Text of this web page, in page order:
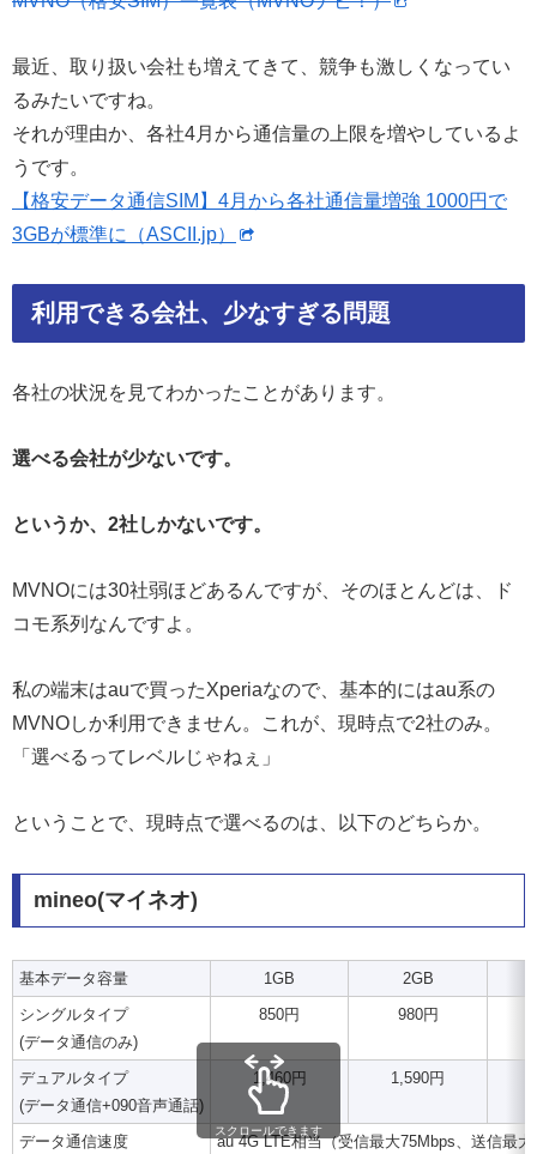
最近、取り扱い会社も増えてきて、競争も激しくなってい
るみたいですね。
それが理由か、各社4月から通信量の上限を増やしているよ
うです。
【格安データ通信SIM】4月から各社通信量増強 1000円で
3GBが標準に（ASCII.jp）
利用できる会社、少なすぎる問題
各社の状況を見てわかったことがあります。
選べる会社が少ないです。
というか、2社しかないです。
MVNOには30社弱ほどあるんですが、そのほとんどは、ド
コモ系列なんですよ。
私の端末はauで買ったXperiaなので、基本的にはau系の
MVNOしか利用できません。これが、現時点で2社のみ。
「選べるってレベルじゃねぇ」
ということで、現時点で選べるのは、以下のどちらか。
mineo(マイネオ)
基本データ容量 1GB
2GB
シングルタイプ
(データ通信のみ)
850円 980円
デュアルタイプ
(データ通信+090音声通話)
1,460円 1,590円
データ通信速度 au 4G LTE相当（受信最大75Mbps、送信最
スクロールできます